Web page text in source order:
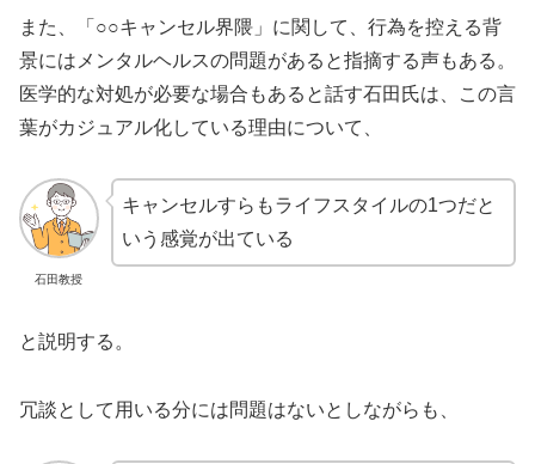
また、「○○キャンセル界隈」に関して、行為を控える背
景にはメンタルヘルスの問題があると指摘する声もある。
医学的な対処が必要な場合もあると話す石田氏は、この言
葉がカジュアル化している理由について、
石田教授
キャンセルすらもライフスタイルの1つだと
いう感覚が出ている
と説明する。
冗談として用いる分には問題はないとしながらも、